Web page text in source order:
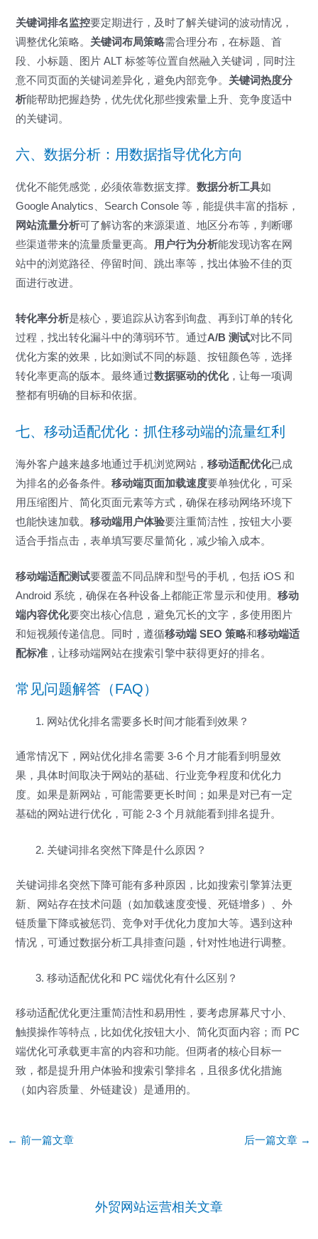
关键词排名监控要定期进行，及时了解关键词的波动情况，
调整优化策略。 关键词布局策略需合理分布，在标题、首
段、小标题、图片 ALT 标签等位置自然融入关键词，同时注
意不同页面的关键词差异化，避免内部竞争。 关键词热度分
析能帮助把握趋势，优先优化那些搜索量上升、竞争度适中
的关键词。
六、数据分析：用数据指导优化方向
优化不能凭感觉，必须依靠数据支撑。数据分析工具如
Google Analytics、Search Console 等，能提供丰富的指标，
网站流量分析可了解访客的来源渠道、地区分布等，判断哪
些渠道带来的流量质量更高。 用户行为分析能发现访客在网
站中的浏览路径、停留时间、跳出率等，找出体验不佳的页
面进行改进。
转化率分析是核心，要追踪从访客到询盘、再到订单的转化
过程，找出转化漏斗中的薄弱环节。通过A/B 测试对比不同
优化方案的效果，比如测试不同的标题、按钮颜色等，选择
转化率更高的版本。最终通过数据驱动的优化，让每一项调
整都有明确的目标和依据。
七、移动适配优化：抓住移动端的流量红利
海外客户越来越多地通过手机浏览网站，移动适配优化已成
为排名的必备条件。移动端页面加载速度要单独优化，可采
用压缩图片、简化页面元素等方式，确保在移动网络环境下
也能快速加载。移动端用户体验要注重简洁性，按钮大小要
适合手指点击，表单填写要尽量简化，减少输入成本。
移动端适配测试要覆盖不同品牌和型号的手机，包括 iOS 和
Android 系统，确保在各种设备上都能正常显示和使用。移动
端内容优化要突出核心信息，避免冗长的文字，多使用图片
和短视频传递信息。同时，遵循移动端 SEO 策略和移动端适
配标准 ，让移动端网站在搜索引擎中获得更好的排名。
常见问题解答（FAQ）
网站优化排名需要多长时间才能看到效果？
通常情况下，网站优化排名需要 3-6 个月才能看到明显效
果，具体时间取决于网站的基础、行业竞争程度和优化力
度。如果是新网站，可能需要更长时间；如果是对已有一定
基础的网站进行优化，可能 2-3 个月就能看到排名提升。
关键词排名突然下降是什么原因？
关键词排名突然下降可能有多种原因，比如搜索引擎算法更
新、网站存在技术问题（如加载速度变慢、死链增多）、外
链质量下降或被惩罚、竞争对手优化力度加大等。遇到这种
情况，可通过数据分析工具排查问题，针对性地进行调整。
移动适配优化和 PC 端优化有什么区别？
移动适配优化更注重简洁性和易用性，要考虑屏幕尺寸小、
触摸操作等特点，比如优化按钮大小、简化页面内容；而 PC
端优化可承载更丰富的内容和功能。但两者的核心目标一
致，都是提升用户体验和搜索引擎排名，且很多优化措施
（如内容质量、外链建设）是通用的。
Post
← 前一篇文章 后一篇文章 →
外贸网站运营相关文章